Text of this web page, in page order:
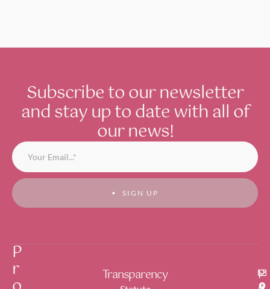
Subscribe to our newsletter
and stay up to date with all of
our news!
SIGN UP
P
r Transparency P